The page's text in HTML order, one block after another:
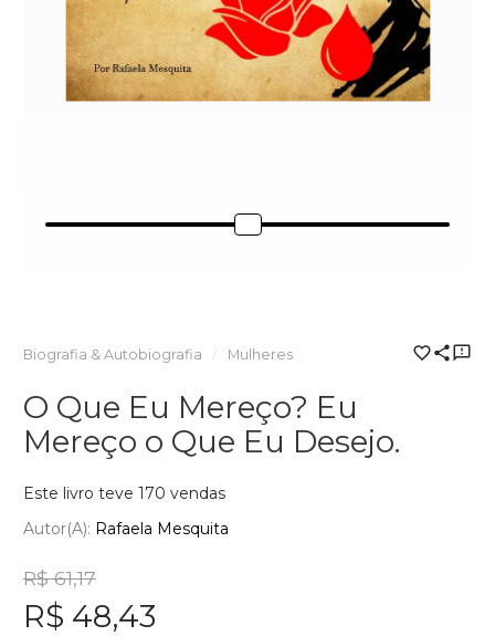
Biografia & Autobiografia Mulheres
O Que Eu Mereço? Eu
Mereço o Que Eu Desejo.
Este livro teve 170 vendas
Autor(a): Rafaela Mesquita
R$ 61,17
R$ 48,43